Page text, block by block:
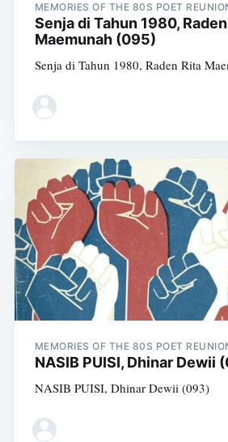
MEMORIES OF THE 80S POET
Senja di Tahun 1980,
Maemunah (095)
Senja di Tahun 1980, Raden Rita
MEMORIES OF THE 80S POET
NASIB PUISI, Dhinar Dewii
NASIB PUISI, Dhinar Dewii (093)